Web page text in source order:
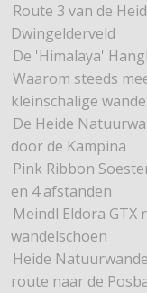
Route 3 van de
Dwingelderveld
De 'Himalaya'
Waarom steeds
kleinschalige
De Heide
door de Kampina
Pink Ribbon
en 4 afstanden
Meindl Eldora GTX
wandelschoen
Heide
route naar de